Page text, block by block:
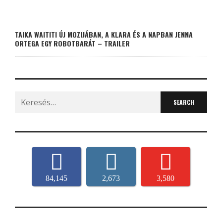
TAIKA WAITITI ÚJ MOZIJÁBAN, A KLARA ÉS A NAPBAN JENNA
ORTEGA EGY ROBOTBARÁT – TRAILER
Search
for:
84,145 2,673 3,580